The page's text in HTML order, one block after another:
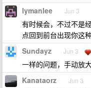
lymanlee Jun 3
有时候会，不过不是
点回到前台出现你这种
Sundayz Jun 3
一样的问题，手动放
Kanataorz Jun 3